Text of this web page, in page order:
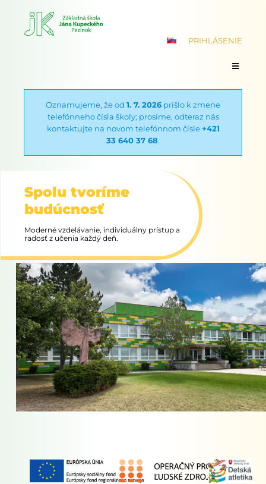
PRIHLÁSENIE
Oznamujeme, že od 1. 7. 2026 prišlo k zmene
telefónneho čísla školy; prosíme, odteraz nás
kontaktujte na novom telefónnom čísle+421
33 640 37 68.
Spolu tvoríme
budúcnosť
Moderné vzdelávanie, individuálny prístup a
radosť z učenia každý deň.